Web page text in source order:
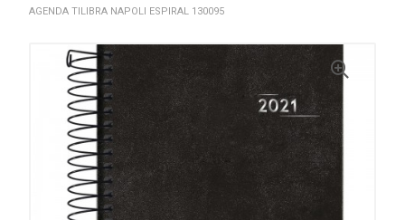
AGENDA TILIBRA NAPOLI ESPIRAL 130095